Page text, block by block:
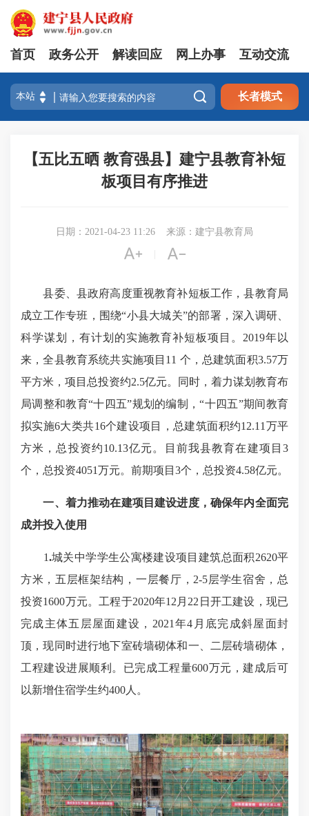
首页 政务公开 解读回应 网上办事 互动交流
 长者模式
【五比五晒 教育强县】建宁县教育补短
板项目有序推进
日期：2021-04-23 11:26 来源：建宁县教育局
 
县委、县政府高度重视教育补短板工作，县教育局
成立工作专班，围绕“小县大城关”的部署，深入调研、
科学谋划，有计划的实施教育补短板项目。2019年以
来，全县教育系统共实施项目11 个，总建筑面积3.57万
平方米，项目总投资约2.5亿元。同时，着力谋划教育布
局调整和教育“十四五”规划的编制，“十四五”期间教育
拟实施6大类共16个建设项目，总建筑面积约12.11万平
方米，总投资约10.13亿元。目前我县教育在建项目3
个，总投资4051万元。前期项目3个，总投资4.58亿元。
一、着力推动在建项目建设进度，确保年内全面完
成并投入使用
1.城关中学学生公寓楼建设项目建筑总面积2620平
方米，五层框架结构，一层餐厅，2-5层学生宿舍，总
投资1600万元。工程于2020年12月22日开工建设，现已
完成主体五层屋面建设，2021年4月底完成斜屋面封
顶，现同时进行地下室砖墙砌体和一、二层砖墙砌体，
工程建设进展顺利。已完成工程量600万元，建成后可
以新增住宿学生约400人。